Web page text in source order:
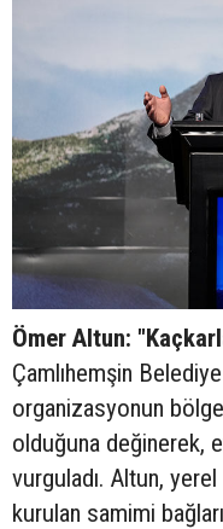
Ömer Altun:
Çamlıhemşin
organizasyonun
olduğuna değinerek,
vurguladı. Altun,
kurulan samimi